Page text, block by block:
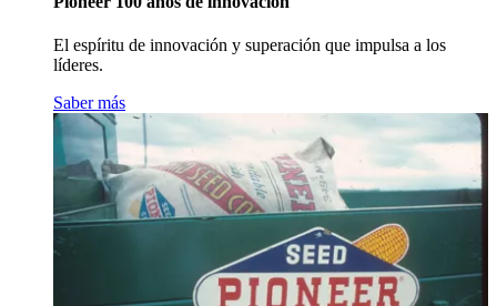
El espíritu de innovación y superación que impulsa a los
líderes.
Saber más